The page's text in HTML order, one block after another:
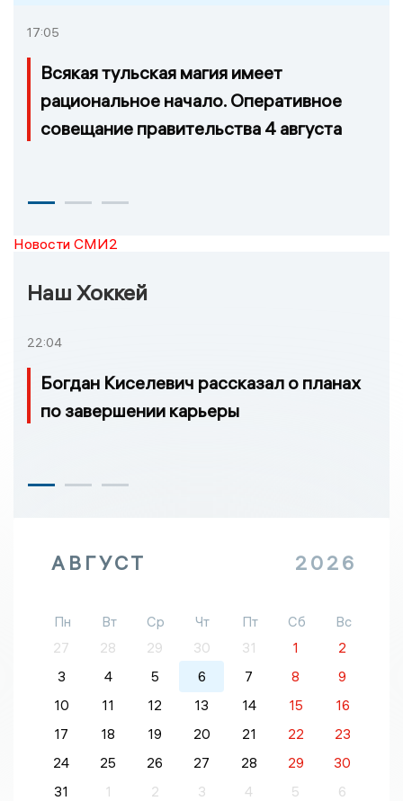
17:05
Всякая тульская магия имеет
рациональное начало. Оперативное
совещание правительства 4 августа
Новости СМИ2
Наш Хоккей
22:04
Богдан Киселевич рассказал о планах
по завершении карьеры
АВГУСТ 2026
Пн Вт Ср Чт Пт Сб
Вс
27
28 29 30 31 1
2
3
4 5 6 7 8
9
10
11 12 13 14 15
16
17
18 19 20 21 22
23
24
25 26 27 28 29
30
31
1 2 3 4 5 6